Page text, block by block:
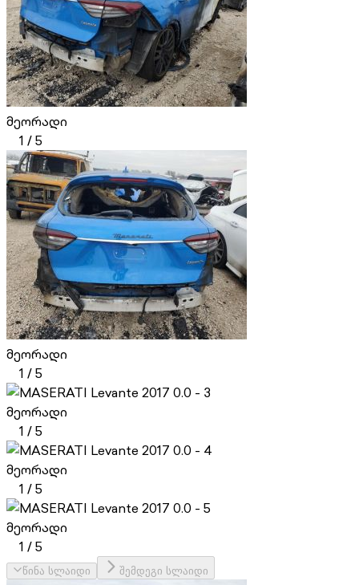
მეორადი
1 /5
მეორადი
1 /5
მეორადი
1 /5
მეორადი
1 /5
მეორადი
1 /5
წინა სლაიდი შემდეგი სლაიდი